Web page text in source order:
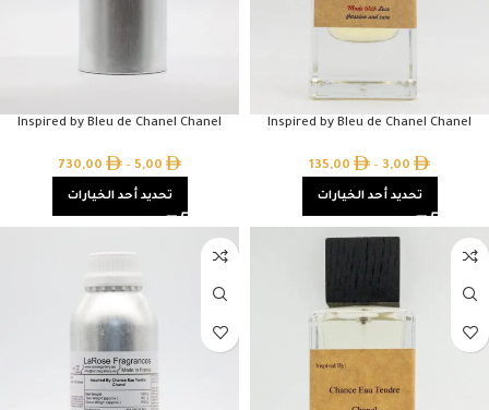
Inspired by Bleu de Chanel Chanel
3,00
–
135,00
تحديد أحد الخيارات
Inspired by Bleu de Chanel Chanel
5,00
–
730,00
تحديد أحد الخيارات